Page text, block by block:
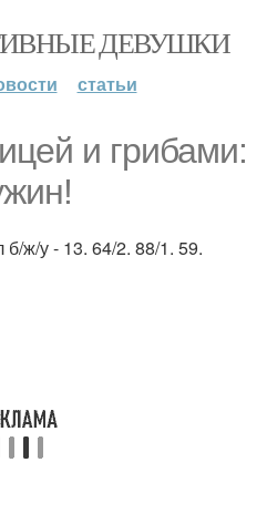
ДЕВУШКИ
статьи
и грибами:
ж/у - 13. 64/2. 88/1. 59.